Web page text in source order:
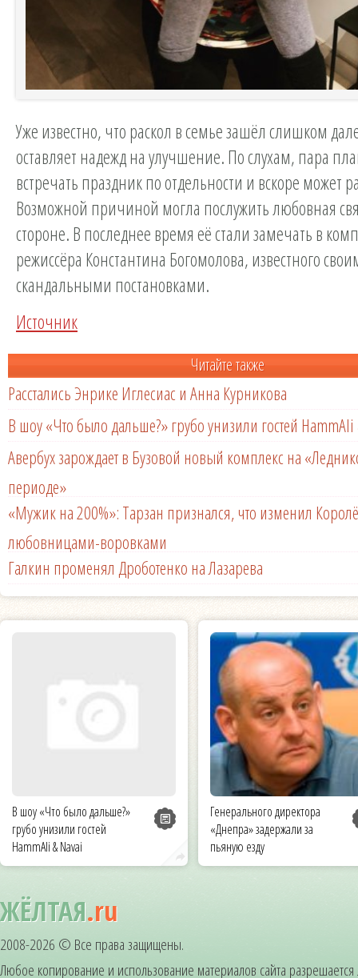
Уже известно, что раскол в семье зашёл слишком
оставляет надежд на улучшение. По слухам, пара
встречать праздник по отдельности и вскоре может
Возможной причиной могла послужить любовная
стороне. В последнее время её стали замечать в
режиссёра Константина Богомолова, известного
скандальными постановками.
Источник
Читайте также
Расстались Энрике Иглесиас и Анна Курникова
В шоу «Что было дальше?» грубо унизили гостей HammAli
Авербух зарождает в Бузовой новый комплекс на
периоде»
«Мужик на 200%»: Тарзан признался, что изменил
любовницами-воровками
Галкин променял Дроботенко на Лазарева
В шоу «Что было дальше?»
грубо унизили гостей
HammAli & Navai
Генерального директора
«Днепра» задержали за
пьяную езду
ЖЁЛТАЯ.ru
2008-2026 © Все права защищены.
Любое копирование и использование материалов сайта